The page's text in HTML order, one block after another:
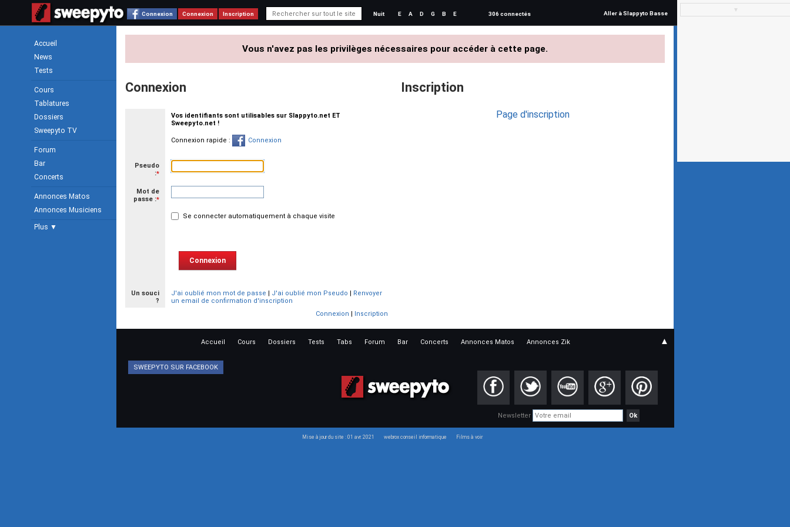
Connexion Connexion Inscription Nuit E A D G B E 306 connectés Aller à Slappyto Basse
Accueil
News
Tests
Cours
Tablatures
Dossiers
Sweepyto TV
Forum
Bar
Concerts
Annonces Matos
Annonces Musiciens
Plus ▼
Vous n'avez pas les privilèges nécessaires pour accéder à cette page.
Connexion
Vos identifiants sont utilisables sur Slappyto.net ET
Sweepyto.net !
Connexion rapide : Connexion
Pseudo
:*
Mot de
passe :*
Se connecter automatiquement à chaque visite
Un souci
?
J'ai oublié mon mot de passe | J'ai oublié mon Pseudo | Renvoyer
un email de confirmation d'inscription
Connexion | Inscription
Inscription
Page d'inscription
▼
Accueil Cours Dossiers Tests Tabs Forum Bar Concerts Annonces Matos Annonces Zik ▲
SWEEPYTO SUR FACEBOOK
Newsletter
Mise à jour du site : 01 avr. 2021 webrox conseil informatique Films à voir